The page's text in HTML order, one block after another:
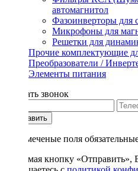
автомагнитол
Фазоинверторы для
Микрофоны для
Решетки для
Прочие комплектующие
Преобразователи /
Элементы питания
Заказать звонок
Отправить
* - отмеченые поля
Нажимая кнопку «Отправить»,